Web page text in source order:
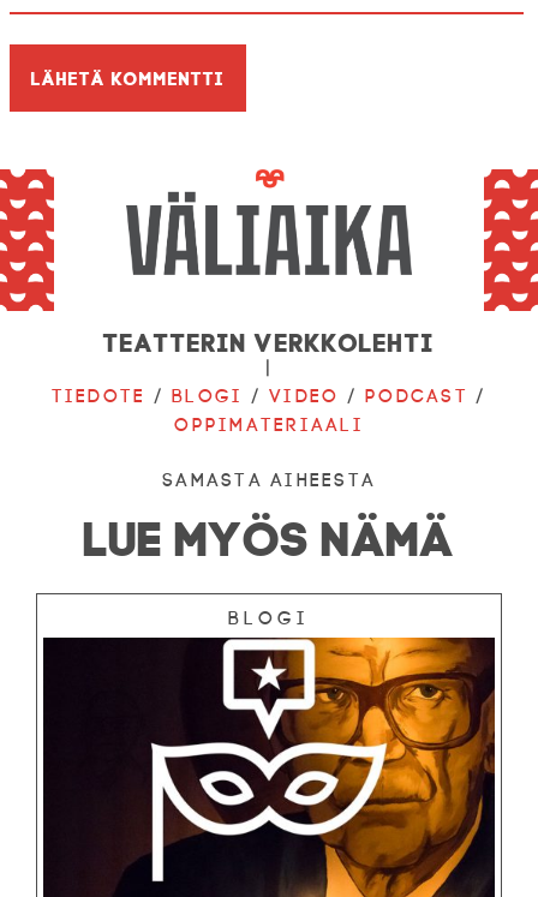
Teatterin verkkolehti
|
Tiedote
/Blogi /Video /Podcast /
Oppimateriaali
Samasta aiheesta
LUE MYÖS NÄMÄ
Blogi